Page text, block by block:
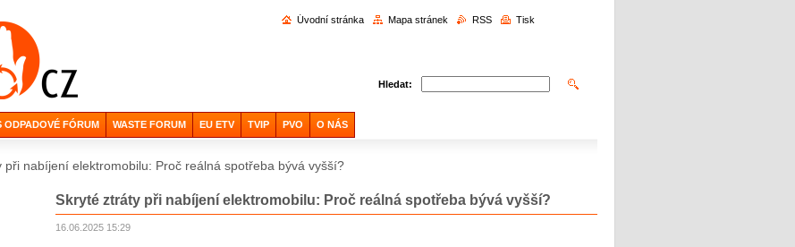
Hledat:
Úvodní stránka Mapa stránek RSS Tisk
ODPADOVÉ FÓRUM WASTE FORUM EU ETV TVIP PVO O NÁS
při nabíjení elektromobilu: Proč reálná spotřeba bývá vyšší?
Skryté ztráty při nabíjení elektromobilu: Proč reálná spotřeba bývá vyšší?
16.06.2025 15:29